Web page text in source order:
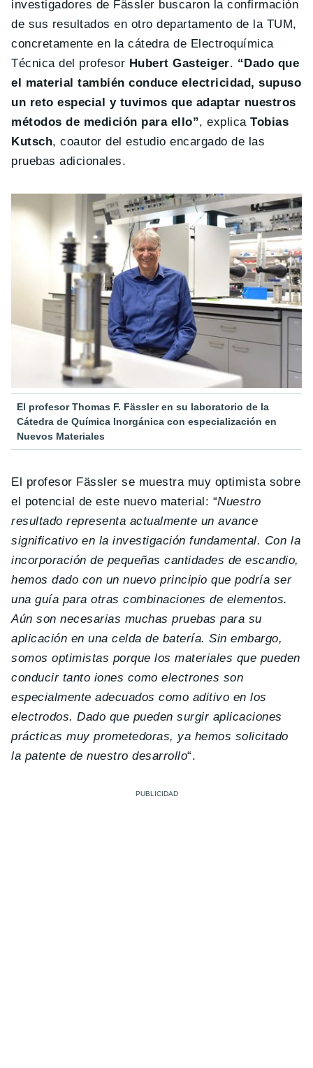
investigadores de Fässler buscaron la confirmación
de sus resultados en otro departamento de la TUM,
concretamente en la cátedra de Electroquímica
Técnica del profesor Hubert Gasteiger. “Dado que
el material también conduce electricidad, supuso
un reto especial y tuvimos que adaptar nuestros
métodos de medición para ello”, explicaTobias
Kutsch, coautor del estudio encargado de las
pruebas adicionales.
El profesor Thomas F. Fässler en su laboratorio de la
Cátedra de Química Inorgánica con especialización en
Nuevos Materiales
El profesor Fässler se muestra muy optimista sobre
el potencial de este nuevo material: “Nuestro
resultado representa actualmente un avance
significativo en la investigación fundamental. Con la
incorporación de pequeñas cantidades de escandio,
hemos dado con un nuevo principio que podría ser
una guía para otras combinaciones de elementos.
Aún son necesarias muchas pruebas para su
aplicación en una celda de batería. Sin embargo,
somos optimistas porque los materiales que pueden
conducir tanto iones como electrones son
especialmente adecuados como aditivo en los
electrodos. Dado que pueden surgir aplicaciones
prácticas muy prometedoras, ya hemos solicitado
la patente de nuestro desarrollo“.